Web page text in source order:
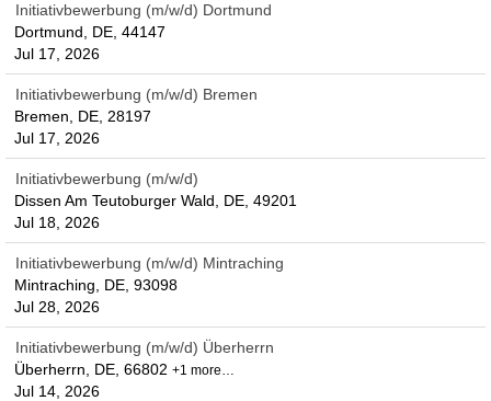
Initiativbewerbung (m/w/d) Dortmund
Dortmund, DE, 44147
Jul 17, 2026
Initiativbewerbung (m/w/d) Bremen
Bremen, DE, 28197
Jul 17, 2026
Initiativbewerbung (m/w/d)
Dissen Am Teutoburger Wald, DE, 49201
Jul 18, 2026
Initiativbewerbung (m/w/d) Mintraching
Mintraching, DE, 93098
Jul 28, 2026
Initiativbewerbung (m/w/d) Überherrn
Überherrn, DE, 66802 +1 more…
Jul 14, 2026